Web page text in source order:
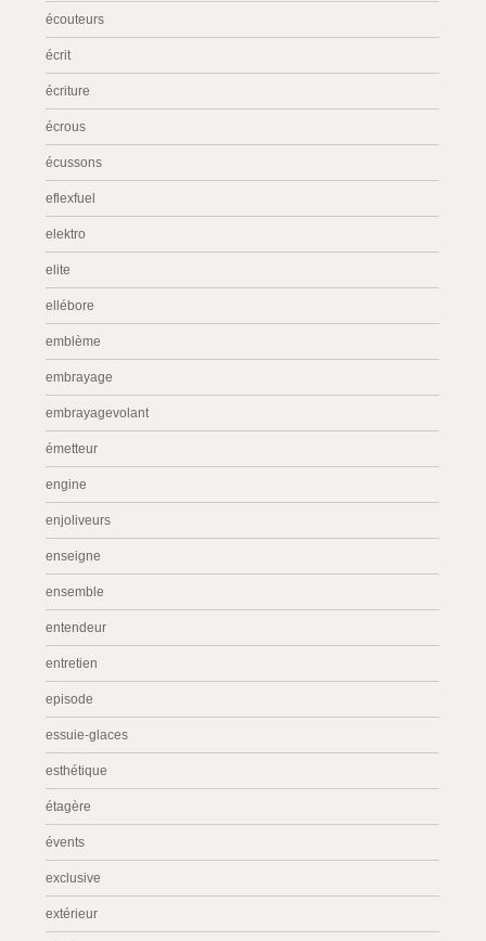
écouteurs
écrit
écriture
écrous
écussons
eflexfuel
elektro
elite
ellébore
emblème
embrayage
embrayagevolant
émetteur
engine
enjoliveurs
enseigne
ensemble
entendeur
entretien
episode
essuie-glaces
esthétique
étagère
évents
exclusive
extérieur